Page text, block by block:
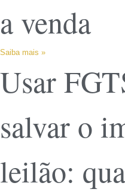
a venda
Saiba mais »
Usar
salvar o
leilão: